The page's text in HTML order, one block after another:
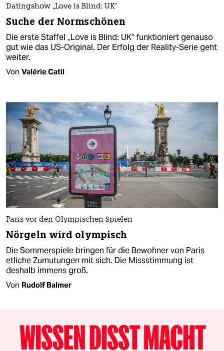
Datingshow „Love is Blind: UK“
Suche der Normschönen
Die erste Staffel „Love is Blind: UK“ funktioniert genauso
gut wie das US-Original. Der Erfolg der Reality-Serie geht
weiter.
Von Valérie Catil
Paris vor den Olympischen Spielen
Nörgeln wird olympisch
Die Sommerspiele bringen für die Bewohner von Paris
etliche Zumutungen mit sich. Die Missstimmung ist
deshalb immens groß.
Von Rudolf Balmer